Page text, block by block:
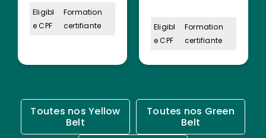
Eligibl
e CPF
Formation
certifiante
Eligibl
e CPF
Formation
certifiante
Toutes nos Yellow
Belt
Toutes nos Green
Belt